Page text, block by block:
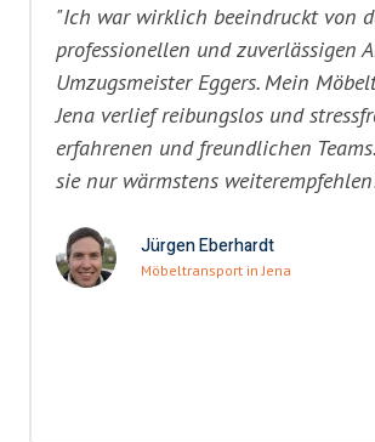
"Ich war wirklich beeindruckt von
professionellen und zuverlässigen
Umzugsmeister Eggers. Mein
Jena verlief reibungslos und
erfahrenen und freundlichen
sie nur wärmstens
Jürgen Eberhardt
Möbeltransport in Jena